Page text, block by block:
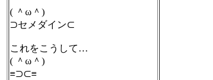
( ＾ω＾)
⊃セメダイン⊂
これをこうして…
( ＾ω＾)
≡⊃⊂≡